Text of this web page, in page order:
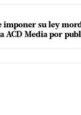
imponer su ley
ACD Media por